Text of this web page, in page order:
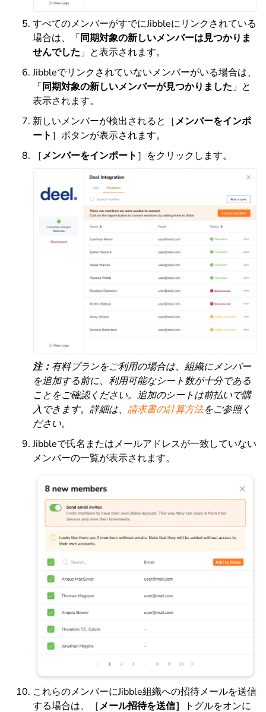
すべてのメンバーがすでにJibbleにリンクされている
場合は、「同期対象の新しいメンバーは見つかりま
せんでした」と表示されます。
Jibbleでリンクされていないメンバーがいる場合は、
「同期対象の新しいメンバーが見つかりました」と
表示されます。
新しいメンバーが検出されると［メンバーをインポ
ート ］ボタンが表示されます。
［メンバーをインポート ］をクリックします。
注： 有料プランをご利用の場合は、組織にメンバー
を追加する前に、利用可能なシート数が十分である
ことをご確認ください。追加のシートは前払いで購
入できます。詳細は、 請求書の計算方法をご参照く
ださい。
Jibbleで氏名またはメールアドレスが一致していない
メンバーの一覧が表示されます。
これらのメンバーにJibble組織への招待メールを送信
する場合は、［メール招待を送信］ トグルをオンに